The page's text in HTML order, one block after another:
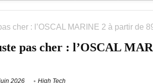
cher : l’OSCAL MARINE 2 à partir de
pas cher : l’OSCAL
2026 High Tech